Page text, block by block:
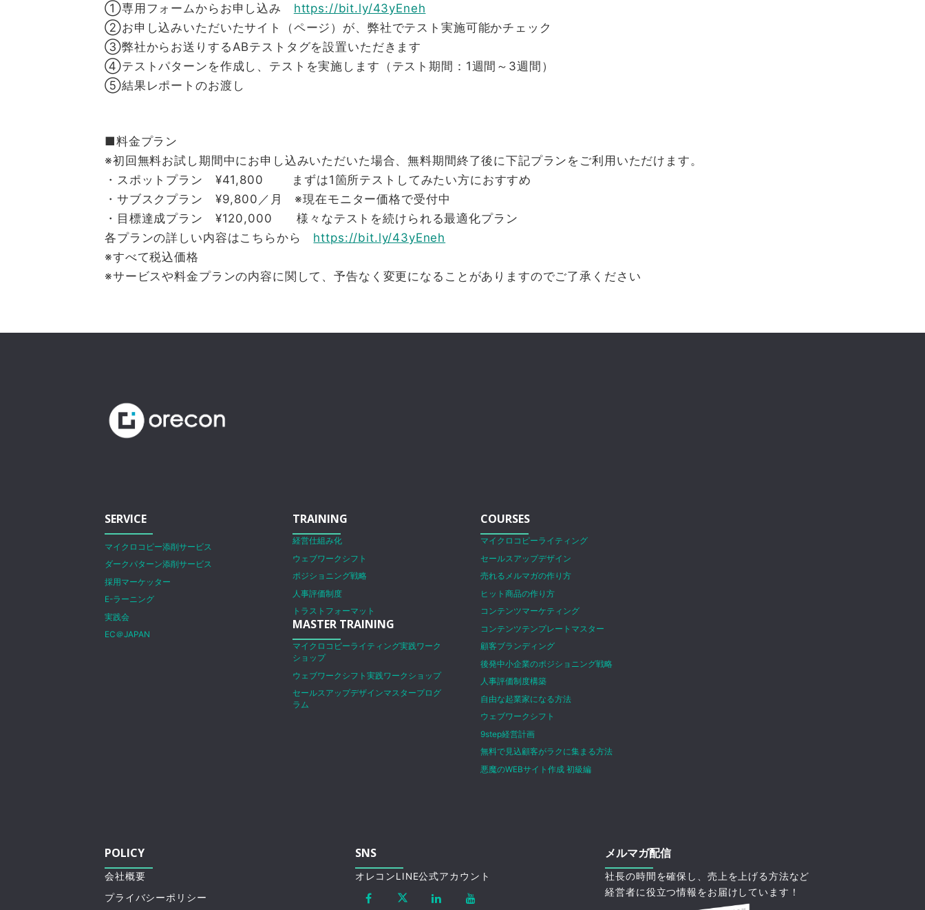
①専用フォームからお申し込み https://bit.ly/43yEneh
②お申し込みいただいたサイト（ページ）が、弊社でテスト実施可能かチェック
③弊社からお送りするABテストタグを設置いただきます
④テストパターンを作成し、テストを実施します（テスト期間：1週間～3週間）
⑤結果レポートのお渡し
■料金プラン
※初回無料お試し期間中にお申し込みいただいた場合、無料期間終了後に下記プランをご利用いただけます。
・スポットプラン ¥41,800 まずは1箇所テストしてみたい方におすすめ
・サブスクプラン ¥9,800／月 ※現在モニター価格で受付中
・目標達成プラン ¥120,000 様々なテストを続けられる最適化プラン
各プランの詳しい内容はこちらから https://bit.ly/43yEneh
※すべて税込価格
※サービスや料金プランの内容に関して、予告なく変更になることがありますのでご了承ください
SERVICE
マイクロコピー添削サービス
ダークパターン添削サービス
採用マーケッター
E-ラーニング
実践会
EC＠JAPAN
TRAINING
経営仕組み化
ウェブワークシフト
ポジショニング戦略
人事評価制度
トラストフォーマット
MASTER TRAINING
マイクロコピーライティング実践ワーク
ショップ
ウェブワークシフト実践ワークショップ
セールスアップデザインマスタープログ
ラム
COURSES
マイクロコピーライティング
セールスアップデザイン
売れるメルマガの作り方
ヒット商品の作り方
コンテンツマーケティング
コンテンツテンプレートマスター
顧客ブランディング
後発中小企業のポジショニング戦略
人事評価制度構築
自由な起業家になる方法
ウェブワークシフト
9step経営計画
無料で見込顧客がラクに集まる方法
悪魔のWEBサイト作成 初級編
POLICY
会社概要
プライバシーポリシー
SNS
オレコンLINE公式アカウント
メルマガ配信
社長の時間を確保し、売上を上げる方法など
経営者に役立つ情報をお届けしています！